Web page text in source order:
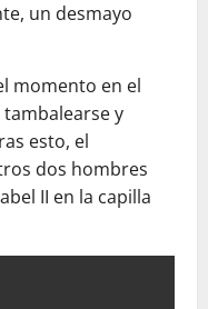
un desmayo
momento en el
y
esto, el
dos hombres
II en la capilla